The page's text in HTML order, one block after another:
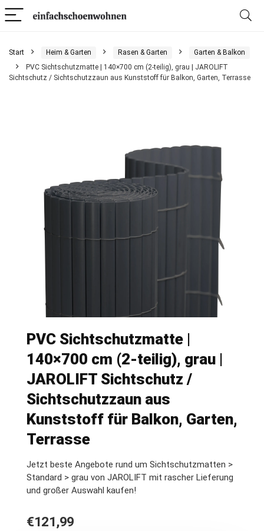
Start Heim & Garten Rasen & Garten
Garten & Balkon
PVC Sichtschutzmatte | 140×700 cm (2-teilig), grau | JAROLIFT
Sichtschutz / Sichtschutzzaun aus Kunststoff für Balkon, Garten, Terrasse
PVC Sichtschutzmatte |
140×700 cm (2-teilig), grau |
JAROLIFT Sichtschutz /
Sichtschutzzaun aus
Kunststoff für Balkon, Garten,
Terrasse
Jetzt beste Angebote rund um Sichtschutzmatten >
Standard > grau von JAROLIFT mit rascher Lieferung
und großer Auswahl kaufen!
€121,99